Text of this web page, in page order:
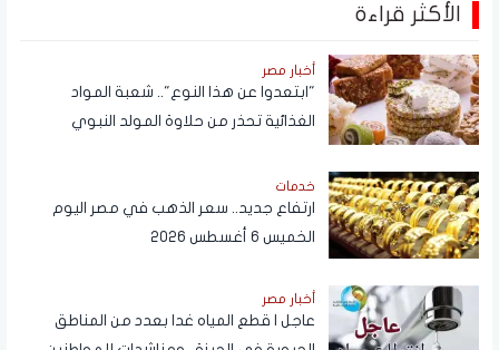
الأكثر قراءة
أخبار مصر
"ابتعدوا عن هذا النوع".. شعبة المواد
الغذائية تحذر من حلاوة المولد النبوي
خدمات
ارتفاع جديد.. سعر الذهب في مصر اليوم
الخميس 6 أغسطس 2026
أخبار مصر
عاجل | قطع المياه غدا بعدد من المناطق